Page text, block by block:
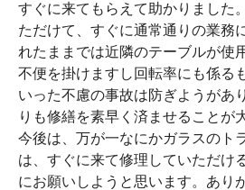
すぐに来てもらえて助かりました
ただけて、すぐに通常通りの業務
れたままでは近隣のテーブルが使
不便を掛けますし回転率にも係る
いった不慮の事故は防ぎようがあ
りも修繕を素早く済ませることが
今後は、万が一なにかガラスのト
は、すぐに来て修理していただけ
にお願いしようと思います。あり